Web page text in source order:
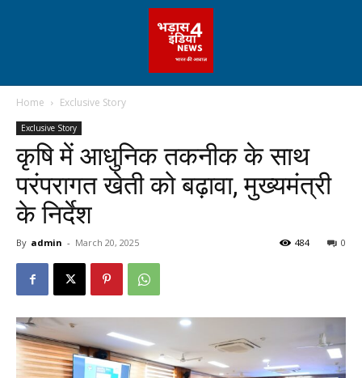
Home Exclusive Story
Exclusive Story
कृषि में आधुनिक तकनीक के साथ
परंपरागत खेती को बढ़ावा, मुख्यमंत्री
के निर्देश
By admin - March 20, 2025 0
484